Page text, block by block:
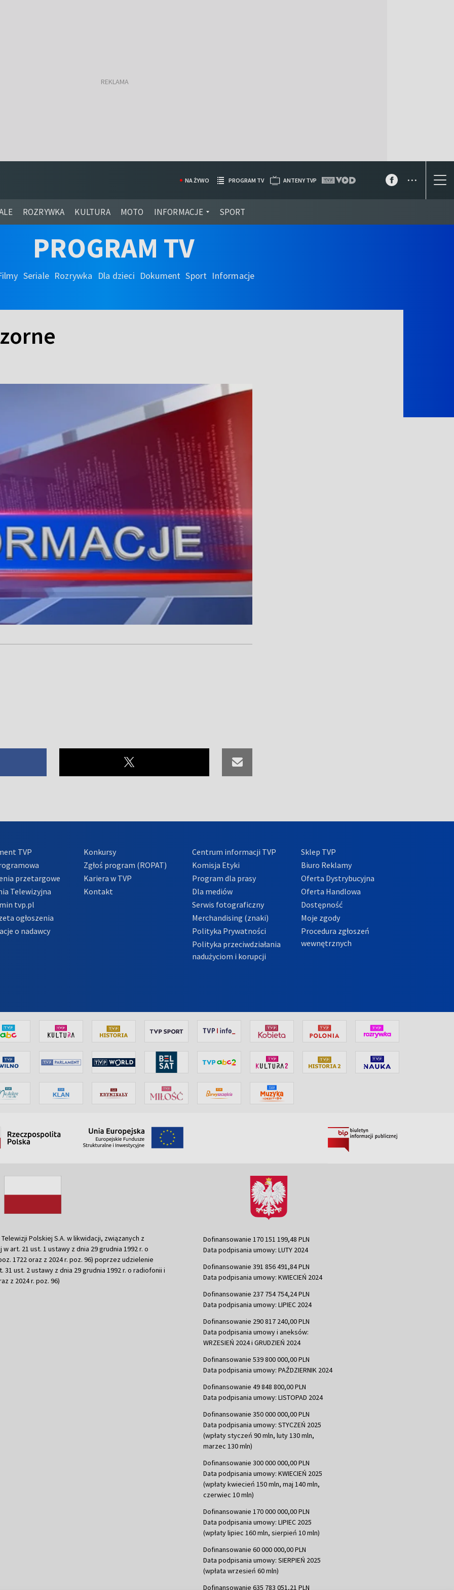
ROZRYWKA KULTURA MOTO INFORMACJE SPORT
NA ŻYWO PROGRAM TV ANTENY TVP ...
PROGRAM TV
Seriale Rozrywka Dla dzieci Dokument Sport Informacje
TVP
przetargowe
Telewizyjna
tvp.pl
ogłoszenia
o nadawcy
Konkursy
Zgłoś program (ROPAT)
Kariera w TVP
Kontakt
Centrum informacji TVP
Komisja Etyki
Program dla prasy
Dla mediów
Serwis fotograficzny
Merchandising (znaki)
Polityka Prywatności
Polityka przeciwdziałania
nadużyciom i korupcji
Sklep TVP
Biuro Reklamy
Oferta Dystrybucyjna
Oferta Handlowa
Dostępność
Moje zgody
Procedura zgłoszeń
wewnętrznych
Polskiej S.A. w likwidacji, związanych z
art. 21 ust. 1 ustawy z dnia 29 grudnia 1992 r. o
1722 oraz z 2024 r. poz. 96) poprzez udzielenie
ust. 2 ustawy z dnia 29 grudnia 1992 r. o radiofonii i
z 2024 r. poz. 96)
Dofinansowanie 170 151 199,48 PLN
Data podpisania umowy: LUTY 2024
Dofinansowanie 391 856 491,84 PLN
Data podpisania umowy: KWIECIEŃ 2024
Dofinansowanie 237 754 754,24 PLN
Data podpisania umowy: LIPIEC 2024
Dofinansowanie 290 817 240,00 PLN
Data podpisania umowy i aneksów:
WRZESIEŃ 2024 i GRUDZIEŃ 2024
Dofinansowanie 539 800 000,00 PLN
Data podpisania umowy: PAŹDZIERNIK 2024
Dofinansowanie 49 848 800,00 PLN
Data podpisania umowy: LISTOPAD 2024
Dofinansowanie 350 000 000,00 PLN
Data podpisania umowy: STYCZEŃ 2025
(wpłaty styczeń 90 mln, luty 130 mln,
marzec 130 mln)
Dofinansowanie 300 000 000,00 PLN
Data podpisania umowy: KWIECIEŃ 2025
(wpłaty kwiecień 150 mln, maj 140 mln,
czerwiec 10 mln)
Dofinansowanie 170 000 000,00 PLN
Data podpisania umowy: LIPIEC 2025
(wpłaty lipiec 160 mln, sierpień 10 mln)
Dofinansowanie 60 000 000,00 PLN
Data podpisania umowy: SIERPIEŃ 2025
(wpłata wrzesień 60 mln)
Dofinansowanie 635 783 051,21 PLN